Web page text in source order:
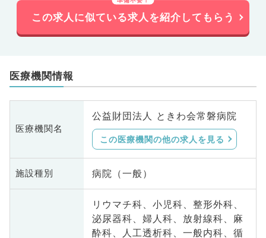
この求人に似ている求人を紹介してもらう
医療機関情報
医療機関名
公益財団法人 ときわ会常磐病院
この医療機関の他の求人を見る
施設種別 病院（一般）
リウマチ科、小児科、整形外科、
泌尿器科、婦人科、放射線科、麻
酔科、人工透析科、一般内科、循